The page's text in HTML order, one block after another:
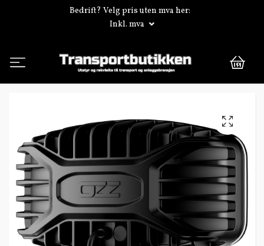
Bedrift? Velg pris uten mva her:
Inkl. mva
0